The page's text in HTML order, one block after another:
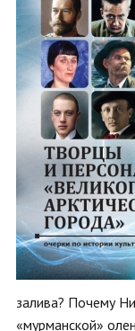
залива? Почему
«мурманской»